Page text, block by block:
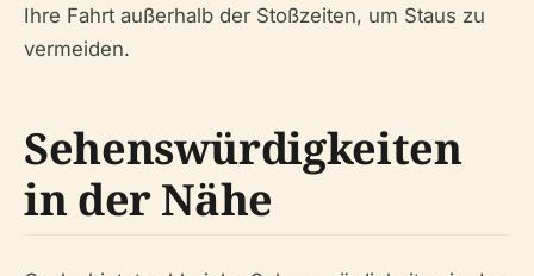
Ihre Fahrt außerhalb der Stoßzeiten, um Staus zu
vermeiden.
Sehenswürdigkeiten
in der Nähe